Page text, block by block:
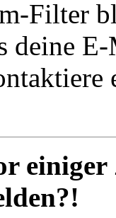
Filter
deine